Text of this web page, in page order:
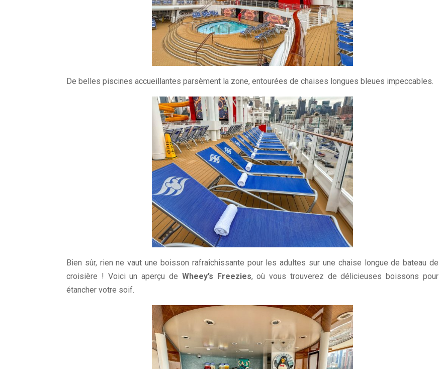
De belles piscines accueillantes parsèment la zone, entourées de chaises longues bleues impeccables.
Bien sûr, rien ne vaut une boisson rafraîchissante pour les adultes sur une chaise longue de bateau de
croisière ! Voici un aperçu de Wheey’s Freezies, où vous trouverez de délicieuses boissons pour
étancher votre soif.